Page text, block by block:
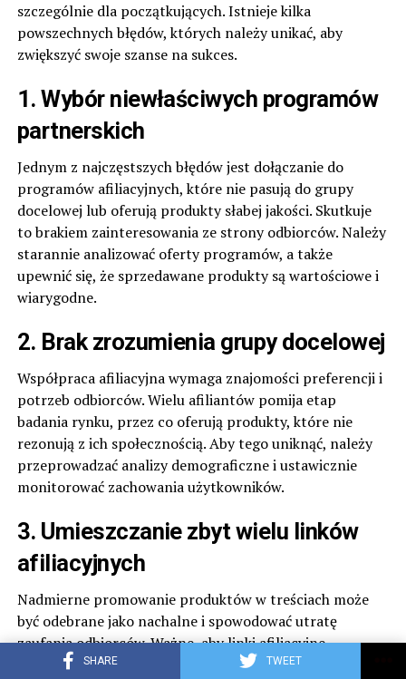
SHARE TWEET
szczególnie dla początkujących. Istnieje kilka
powszechnych błędów, których należy unikać, aby
zwiększyć swoje szanse na sukces.
1. Wybór niewłaściwych programów
partnerskich
Jednym z najczęstszych błędów jest dołączanie do
programów afiliacyjnych, które nie pasują do grupy
docelowej lub oferują produkty słabej jakości. Skutkuje
to brakiem zainteresowania ze strony odbiorców. Należy
starannie analizować oferty programów, a także
upewnić się, że sprzedawane produkty są wartościowe i
wiarygodne.
2. Brak zrozumienia grupy docelowej
Współpraca afiliacyjna wymaga znajomości preferencji i
potrzeb odbiorców. Wielu afiliantów pomija etap
badania rynku, przez co oferują produkty, które nie
rezonują z ich społecznością. Aby tego uniknąć, należy
przeprowadzać analizy demograficzne i ustawicznie
monitorować zachowania użytkowników.
3. Umieszczanie zbyt wielu linków
afiliacyjnych
Nadmierne promowanie produktów w treściach może
być odebrane jako nachalne i spowodować utratę
zaufania odbiorców. Ważne, aby linki afiliacyjne
umieszczać w sposób naturalny i tylko wtedy, gdy mają